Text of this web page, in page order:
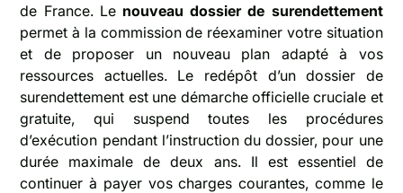
de France. Le nouveau dossier de surendettement
permet à la commission de réexaminer votre situation
et de proposer un nouveau plan adapté à vos
ressources actuelles. Le redépôt d’un dossier de
surendettement est une démarche officielle cruciale et
gratuite, qui suspend toutes les procédures
d’exécution pendant l’instruction du dossier, pour une
durée maximale de deux ans. Il est essentiel de
continuer à payer vos charges courantes, comme le